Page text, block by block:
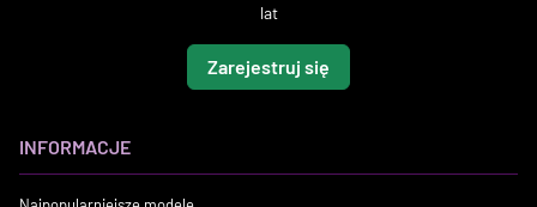
lat
Zarejestruj się
INFORMACJE